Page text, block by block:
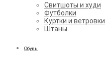
Свитшоты и худи
Футболки
Куртки и ветровки
Штаны
Обувь